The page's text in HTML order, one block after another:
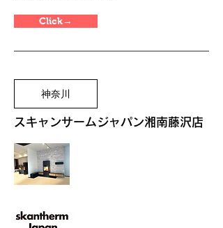
Click→
神奈川
スキャンサームジャパン湘南藤沢店